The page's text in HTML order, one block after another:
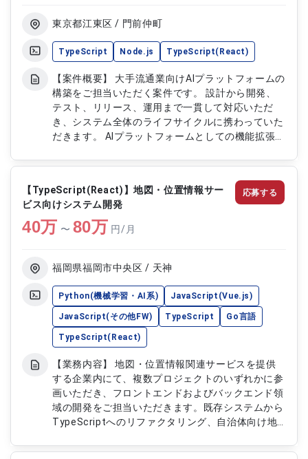
応 ・性能改善およびリアルタイム処理の最適化対
東京都江東区 / 門前仲町
TypeScript Node.js TypeScript(React)
【案件概要】 大手流通業向けAIプラットフォームの
構築をご担当いただく案件です。 設計から開発、
テスト、リリース、運用まで一貫して対応いただ
き、システム全体のライフサイクルに携わっていた
だきます。 AIプラットフォームとしての機能拡張や
を支える重要なポジションです。 フロントエンド
領域を中心に、React/TypeScriptを用いた開発を
推進いただきます。 【作業内容】 ・AIプラットフ
ォームの設計対応 ・React/TypeScriptを用いたフ
ロントエンド開発 ・テストおよびリリース対応 ・
運用保守および既存機能の改善対応 ・システム全
【TypeScript(React)】地図・位置情報サー
ビス向けシステム開発
40万 〜 80万 円/月
福岡県福岡市中央区 / 天神
Python(機械学習・AI系) JavaScript(Vue.js)
JavaScript(その他FW) TypeScript Go言語
TypeScript(React)
【業務内容】 地図・位置情報関連サービスを提供
する企業内にて、複数プロジェクトのいずれかに参
画いただき、フロントエンドおよびバックエンド領
域の開発をご担当いただきます。既存システムから
TypeScriptへのリファクタリング、自治体向け地
視化アプリケーション開発、プローブデータ解析基
応募する